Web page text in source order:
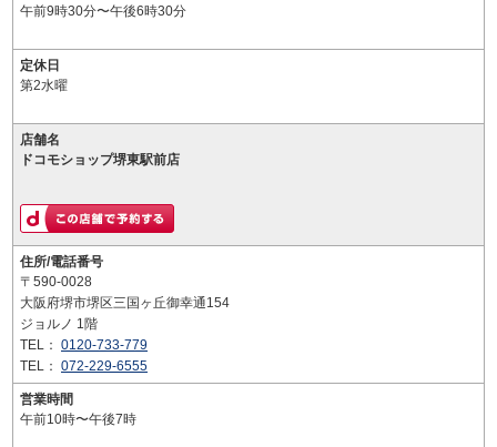
午前9時30分〜午後6時30分
定休日
第2水曜
店舗名
ドコモショップ堺東駅前店
住所/電話番号
〒590-0028
大阪府堺市堺区三国ヶ丘御幸通154
ジョルノ 1階
TEL： 0120-733-779
TEL： 072-229-6555
営業時間
午前10時〜午後7時